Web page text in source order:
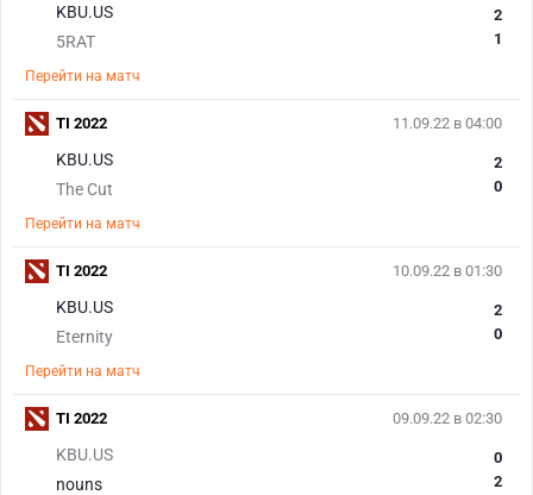
KBU.US
5RAT
2
1
Перейти на матч
11.09.22 в 04:00
KBU.US
The Cut
2
0
Перейти на матч
TI 2022
10.09.22 в 01:30
KBU.US
Eternity
2
0
Перейти на матч
TI 2022
09.09.22 в 02:30
KBU.US
nouns
0
2
TI 2022